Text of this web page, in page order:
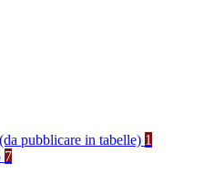
pubblicare in tabelle) 1
7